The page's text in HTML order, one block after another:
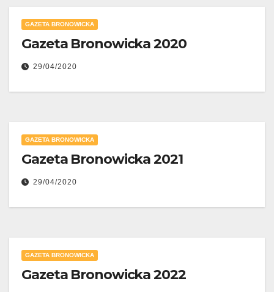
GAZETA BRONOWICKA
Gazeta Bronowicka 2020
29/04/2020
GAZETA BRONOWICKA
Gazeta Bronowicka 2021
29/04/2020
GAZETA BRONOWICKA
Gazeta Bronowicka 2022